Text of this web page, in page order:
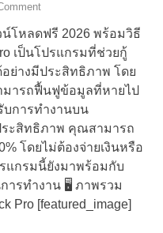
น์โหลดฟรี 2026 พร้อมวิธี
เป็นโปรแกรมที่ช่วยกู้
ย่างมีประสิทธิภาพ โดย
มารถฟื้นฟูข้อมูลที่หายไป
บการทำงานบน
ระสิทธิภาพ คุณสามารถ
โดยไม่ต้องจ่ายเงินหรือ
แกรมนี้ยังมาพร้อมกับ
ารทำงาน 🖥️ ภาพรวม
Pro [featured_image]